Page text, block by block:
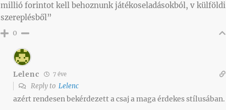
millió forintot kell behoznunk játékoseladásokból, v külföldi
szereplésből”
0
Lelenc 7 éve
Reply to Lelenc
azért rendesen bekérdezett a csaj a maga érdekes stílusában.